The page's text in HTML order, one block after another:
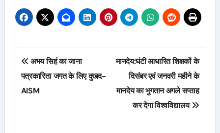
Post
navigation
अभय सिहं का जाना
पत्रकारिता जगत के लिए दुखद-
AISM
मानदेय:घंटी आधारित शिक्षकों के
दिसंबर एवं जनवरी महीने के
मानदेय का भुगतान अगले सप्ताह
कर देगा विश्वविद्यालय